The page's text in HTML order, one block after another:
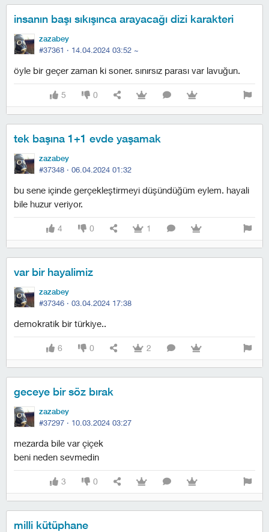
insanın başı sıkışınca arayacağı dizi karakteri
zazabey
#37361 · 14.04.2024 03:52 ~
öyle bir geçer zaman ki soner. sınırsız parası var lavuğun.
5 0
tek başına 1+1 evde yaşamak
zazabey
#37348 · 06.04.2024 01:32
bu sene içinde gerçekleştirmeyi düşündüğüm eylem. hayali
bile huzur veriyor.
4 0 1
var bir hayalimiz
zazabey
#37346 · 03.04.2024 17:38
demokratik bir türkiye..
6 0 2
geceye bir söz bırak
zazabey
#37297 · 10.03.2024 03:27
mezarda bile var çiçek
beni neden sevmedin
3 0
milli kütüphane